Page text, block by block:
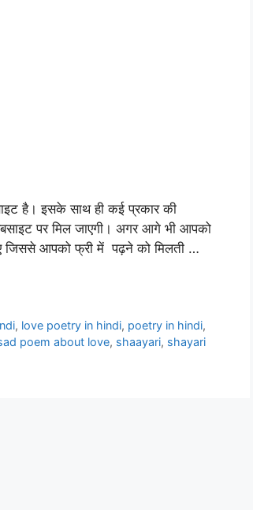
है। इसके साथ ही कई प्रकार की
पर मिल जाएगी। अगर आगे भी आपको
आपको फ्री में पढ़ने को मिलती …
, love poetry in hindi, poetry in hindi,
poem about love, shaayari, shayari